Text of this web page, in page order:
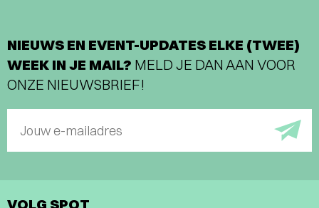
NIEUWS EN EVENT-UPDATES ELKE (TWEE)
WEEK IN JE MAIL? MELD JE DAN AAN VOOR
ONZE NIEUWSBRIEF!
Jouw e-mailadres
VOLG SPOT